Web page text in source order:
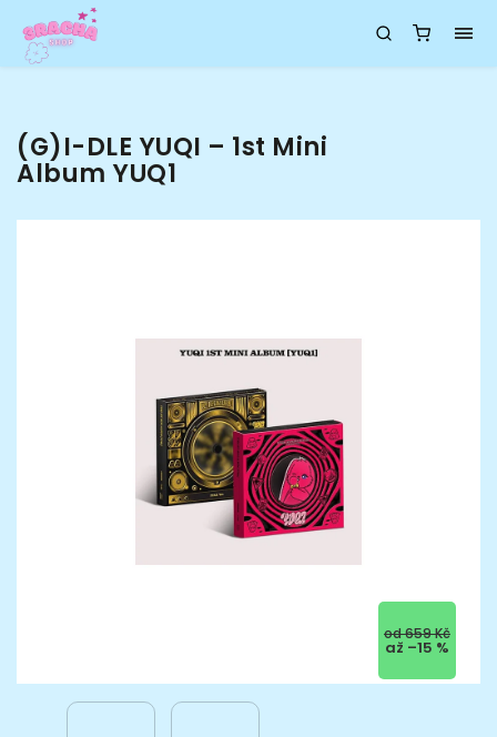
(G)I-DLE YUQI – 1st Mini
Album YUQ1
od 659 Kč
až –15 %